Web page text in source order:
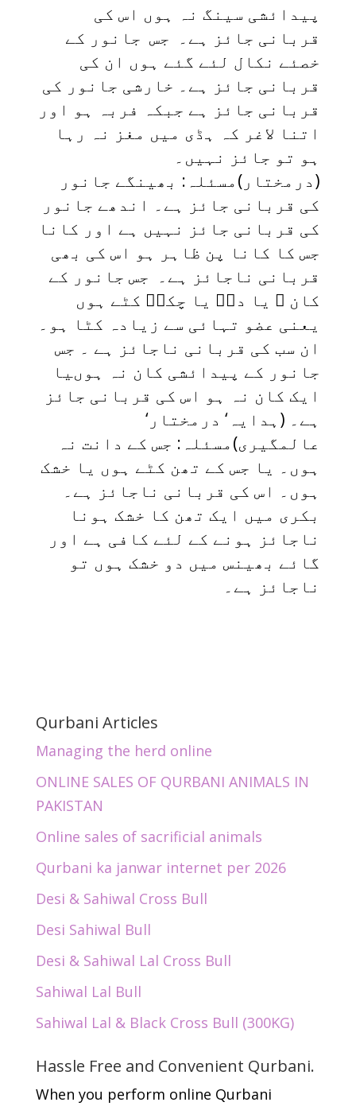
پیدائشی سینگ نہ ہوں اس کی
قربانی جائز ہے۔ جس جانور کے
خصئے نکال لئے گئے ہوں ان کی
قربانی جائز ہے۔ خارشی جانور کی
قربانی جائز ہے جبکہ فربہ ہو اور
اتنا لاغر کہ ہڈی میں مغز نہ رہا
ہو تو جائز نہیں۔
(درمختار)مسئلہ: بھینگے جانور
کی قربانی جائز ہے۔ اندھے جانور
کی قربانی جائز نہیں ہے اور کانا
جس کا کانا پن ظاہر ہو اس کی بھی
قربانی ناجائز ہے۔ جس جانور کے
کان ؔ یا دمؔ یا چکیؔ کٹے ہوں
یعنی عضو تہائی سے زیادہ کٹا ہو۔
ان سب کی قربانی ناجائز ہے ۔ جس
جانور کے پیدائشی کان نہ ہوںیا
ایک کان نہ ہو اس کی قربانی جائز
ہے۔ (ہدایہ‘ درمختار‘
عالمگیری)مسئلہ: جس کے دانت نہ
ہوں۔ یا جس کے تھن کٹے ہوں یا خشک
ہوں۔ اس کی قربانی ناجائز ہے۔
بکری میں ایک تھن کا خشک ہونا
ناجائز ہونے کے لئے کافی ہے اور
گائے بھینس میں دو خشک ہوں تو
ناجائز ہے۔
Qurbani Articles
Managing the herd online
ONLINE SALES OF QURBANI ANIMALS IN
PAKISTAN
Online sales of sacrificial animals
Qurbani ka janwar internet per 2026
Desi & Sahiwal Cross Bull
Desi Sahiwal Bull
Desi & Sahiwal Lal Cross Bull
Sahiwal Lal Bull
Sahiwal Lal & Black Cross Bull (300KG)
Hassle Free and Convenient Qurbani.
When you perform online Qurbani